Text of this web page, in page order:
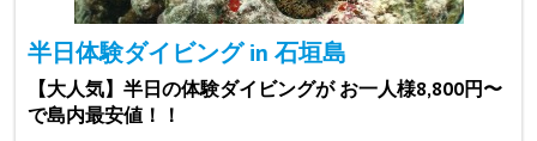
半日体験ダイビング in 石垣島
【大人気】半日の体験ダイビングが お一人様8,800円〜
で島内最安値！！